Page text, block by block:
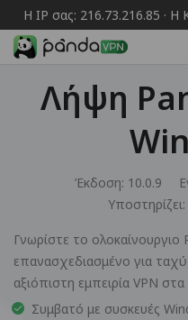
Η IP σας: 216.73.216.85 · Η
Λήψη
Έκδοση: 10.0.9
Υποστηρίζει:
Γνωρίστε το
επανασχεδιασμένο για
αξιόπιστη εμπειρία VPN
Συμβατό με συσκευές